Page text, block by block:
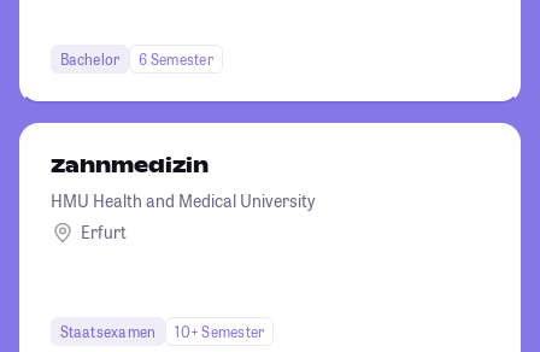
Bachelor 6 Semester
Zahnmedizin
HMU Health and Medical University
Erfurt
Staatsexamen 10+ Semester